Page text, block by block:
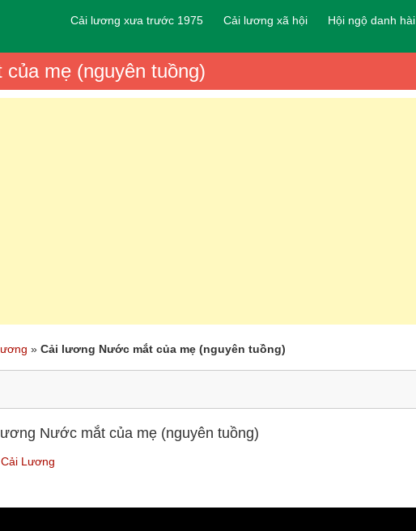
Cải lương xưa trước 1975 Cải lương xã hội Hội ngộ danh hài
mẹ (nguyên tuồng)
» Cải lương Nước mắt của mẹ (nguyên tuồng)
Nước mắt của mẹ (nguyên tuồng)
Lương